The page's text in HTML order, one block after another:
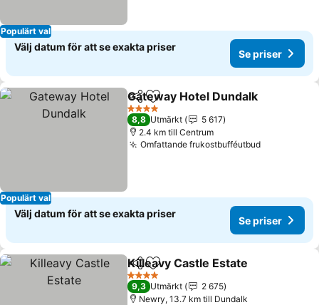
Populärt val
Välj datum för att se exakta priser
Se priser
Populärt val
Dela Lägg till i Mina Favoriter
Gateway Hotel Dundalk
4 Stjärnor
8,8 Utmärkt
5 617
2.4 km till Centrum
Omfattande frukostbufféutbudSe priser
Välj datum för att se exakta priser
Se priser
Dela Lägg till i Mina Favoriter
Killeavy Castle Estate
4 Stjärnor
9,3 Utmärkt
2 675
Newry, 13.7 km till Dundalk